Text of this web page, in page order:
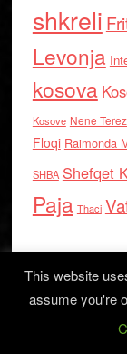
shkreli
Levonja
kosova
Kosove Nene
Floqi Raimonda
SHBA Shefqet
Paja Thaci
This website
assume you're